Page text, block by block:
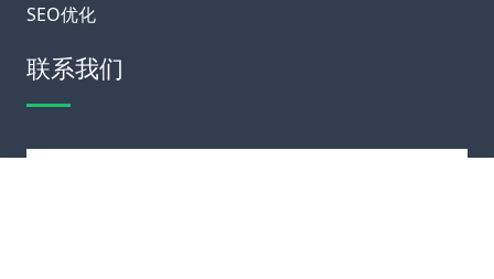
SEO优化
联系我们